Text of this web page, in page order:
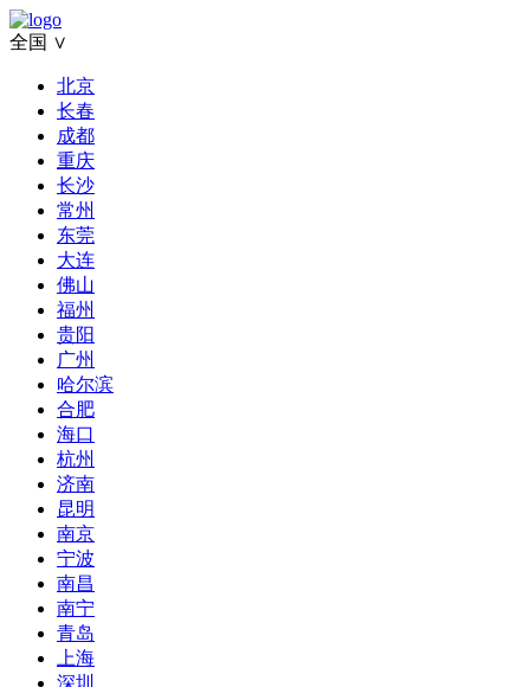
全国 ∨
北京
长春
成都
重庆
长沙
常州
东莞
大连
佛山
福州
贵阳
广州
哈尔滨
合肥
海口
杭州
济南
昆明
南京
宁波
南昌
南宁
青岛
上海
深圳